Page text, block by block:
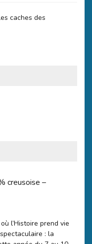
caches des
creusoise –
l’Histoire prend vie
: la